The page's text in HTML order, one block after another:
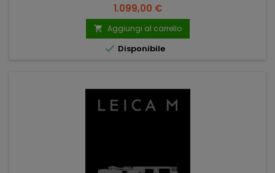
Prezzo
1.099,00 €
 Aggiungi al carrello
 Disponibile